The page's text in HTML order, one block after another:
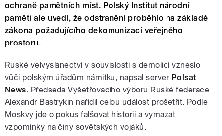
ochraně pamětních míst. Polský Institut národní
paměti ale uvedl, že odstranění proběhlo na základě
zákona požadujícího dekomunizaci veřejného
prostoru.
Ruské velvyslanectví v souvislosti s demolicí vzneslo
vůči polským úřadům námitku, napsal server Polsat
News. Předseda Vyšetřovacího výboru Ruské federace
Alexandr Bastrykin nařídil celou událost prošetřit. Podle
Moskvy jde o pokus falšovat historii a vymazat
vzpomínky na činy sovětských vojáků.